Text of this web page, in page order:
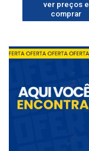
ver preços e
comprar